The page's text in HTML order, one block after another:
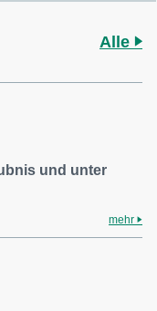
Alle
und unter
mehr